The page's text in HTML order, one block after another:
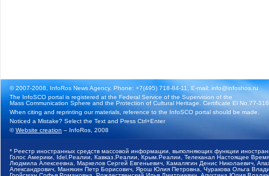
© 2007-2008, InfoRos News Agency. Phone: +7(495) 718-84-11, E-mail: info@infoshos.ru
The InfoSCO portal is registered at the Federal Service of the Supervision of the
Mass Communication Sphere and the Protection of Cultural Heritage. Certificate El No.77-
When citing and reprinting our materials, reference to the InfoSCO portal should be made.
Noticed a Mistake? Select the Text and Press Ctrl+Enter
©Website creation – InfoRos, 2008
* Реестр иностранных средств массовой информации, выполняющих функции
Голос Америки, Idel.Реалии, Кавказ.Реалии, Крым.Реалии, Телеканал Настоящее
Людмила Алексеевна, Маркелов Сергей Евгеньевич, Камалягин Денис Николаевич,
Александрович, Маняхин Петр Борисович, Ярош Юлия Петровна, Чуракова Ольга